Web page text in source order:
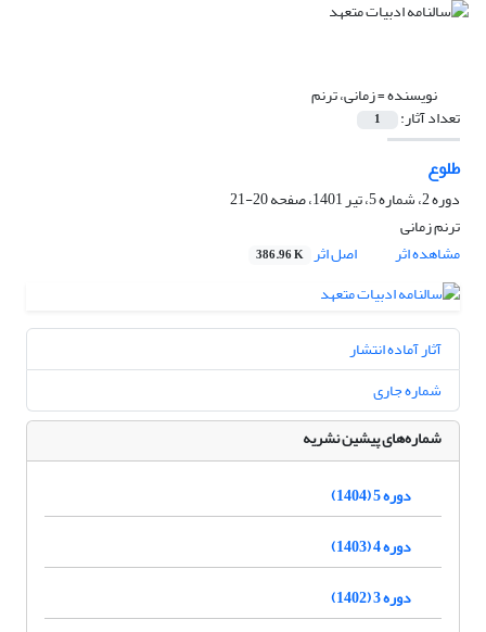
نویسنده =زمانی، ترنم
تعداد آثار: 1
طلوع
دوره 2، شماره 5، تیر 1401، صفحه
20-21
ترنم زمانی
مشاهده اثر
اصل اثر 386.96 K
آثار آماده انتشار
شماره جاری
شماره‌های پیشین نشریه
دوره 5 (1404)
دوره 4 (1403)
دوره 3 (1402)